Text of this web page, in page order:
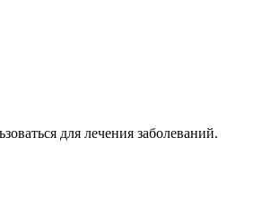
для лечения заболеваний.